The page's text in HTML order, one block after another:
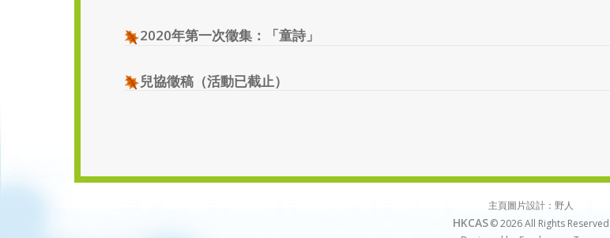
2020年第一次徵集：「童詩」
兒協徵稿（活動已截止）
主頁圖片設計：野人
HKCAS © 2026All Rights Reserved.